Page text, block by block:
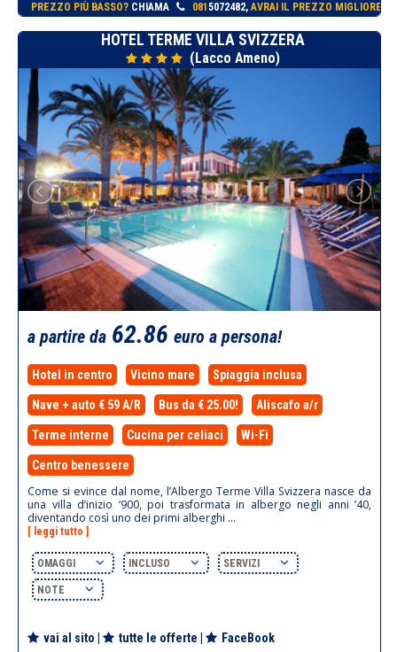
PREZZO PIÙ BASSO?CHIAMA 081 5072482,AVRAI IL PREZZO MIGLIORE!
HOTEL TERME VILLA SVIZZERA
(Lacco Ameno)
a partire da 62.86 euro a persona!
Hotel in centro Vicino mare Spiaggia inclusa
Nave + auto € 59 A/R Bus da € 25.00! Aliscafo a/r
Terme interne Cucina per celiaci Wi-Fi
Centro benessere
Come si evince dal nome, l’Albergo Terme Villa Svizzera nasce da
una villa d’inizio ‘900, poi trasformata in albergo negli anni ’40,
diventando così uno dei primi alberghi ...
[ leggi tutto ]
OMAGGI INCLUSO SERVIZI
NOTE
vai al sito | tutte le offerte | FaceBook